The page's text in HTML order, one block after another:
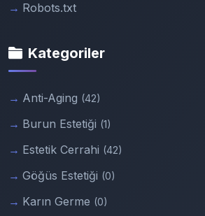
Robots.txt
Kategoriler
Anti-Aging (42)
Burun Estetiği (1)
Estetik Cerrahi (42)
Göğüs Estetiği (0)
Karın Germe (0)